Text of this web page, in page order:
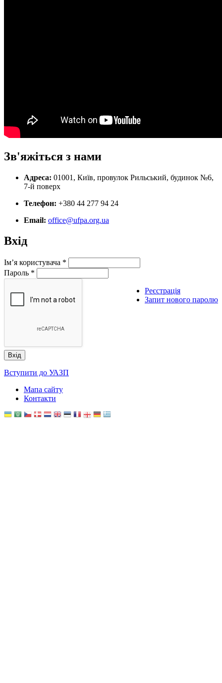
Зв'яжіться з нами
Адреса: 01001, Київ, провулок Рильський, будинок №6,
7-й поверх
Телефон: +380 44 277 94 24
Email: office@ufpa.org.ua
Вхід
Ім’я користувача *
Пароль *
Реєстрація
Запит нового паролю
Вступити до УАЗП
Мапа сайту
Контакти